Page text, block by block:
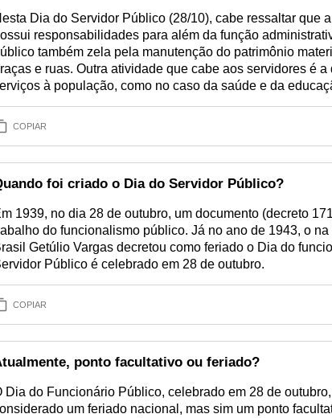
Dia do Servidor Público (28/10), cabe ressaltar que
responsabilidades para além da função
também zela pela manutenção do patrimônio
e ruas. Outra atividade que cabe aos servidores é a
à população, como no caso da saúde e da
COPIAR
foi criado o Dia do Servidor Público?
1939, no dia 28 de outubro, um documento (decreto
do funcionalismo público. Já no ano de 1943, o
Getúlio Vargas decretou como feriado o Dia do
Público é celebrado em 28 de outubro.
COPIAR
ponto facultativo ou feriado?
Dia do Funcionário Público, celebrado em 28 de
um feriado nacional, mas sim um ponto